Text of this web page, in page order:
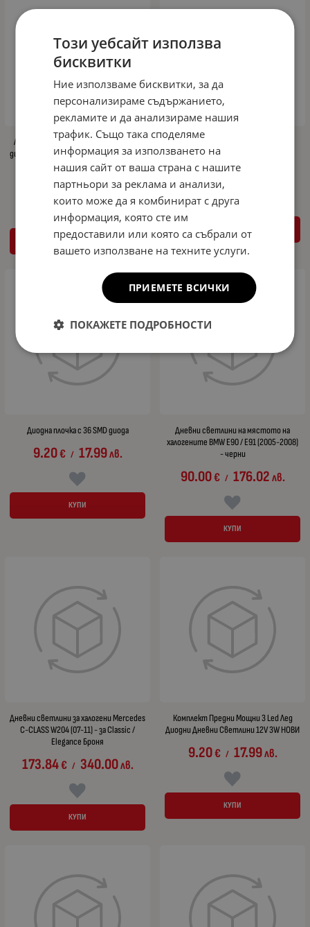
Лед крушки тип T10 5W с10 SMD 5630
диода - подходящи за дневни светлини
Бял
8.17€ / 15.98 лв.
КУПИ
Дневни светлини за АМГ броня за
Mercedes W212 E-Class (2009-)
97.15 190.01
Диодна плочка с 36 SMD диода
9.20€ / 17.99лв.
КУПИ
Дневни светлини на мястото на
халогените BMW E90 / E91 (2005-2008)
- черни
90.00€ / 176.02лв.
КУПИ
Дневни светлини за халогени Mercedes
C-CLASS W204 (07-11) - за Classic /
Elegance Броня
173.84€ / 340.00лв.
КУПИ
Комплект Предни Мощни 3 Led Лед
Диодни Дневни Светлини 12V 3W НОВИ
9.20€ / 17.99лв.
КУПИ
Този уебсайт използва
бисквитки
Ние използваме бисквитки, за да
персонализираме съдържанието,
рекламите и да анализираме нашия
трафик. Също така споделяме
информация за използването на
нашия сайт от ваша страна с нашите
партньори за реклама и анализи,
които може да я комбинират с друга
информация, която сте им
предоставили или която са събрали от
вашето използване на техните услуги.
ПРИЕМЕТЕ ВСИЧКИ
ПОКАЖЕТЕ ПОДРОБНОСТИ